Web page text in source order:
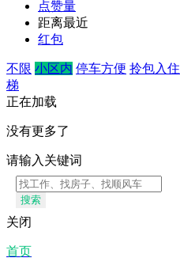
点赞量
距离最近
红包
不限 小区内 停车方便 拎包入住
梯
正在加载
没有更多了
请输入关键词
搜索
关闭
首页